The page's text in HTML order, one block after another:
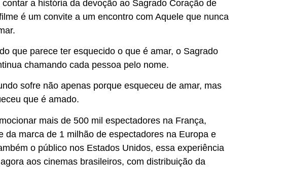
contar a história da devoção ao Sagrado Coração de
é um convite a um encontro com Aquele que nunca
que parece ter esquecido o que é amar, o Sagrado
chamando cada pessoa pelo nome.
sofre não apenas porque esqueceu de amar, mas
que é amado.
mais de 500 mil espectadores na França,
da marca de 1 milhão de espectadores na Europa e
o público nos Estados Unidos, essa experiência
aos cinemas brasileiros, com distribuição da